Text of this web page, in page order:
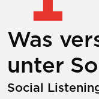
Was
unter
Social